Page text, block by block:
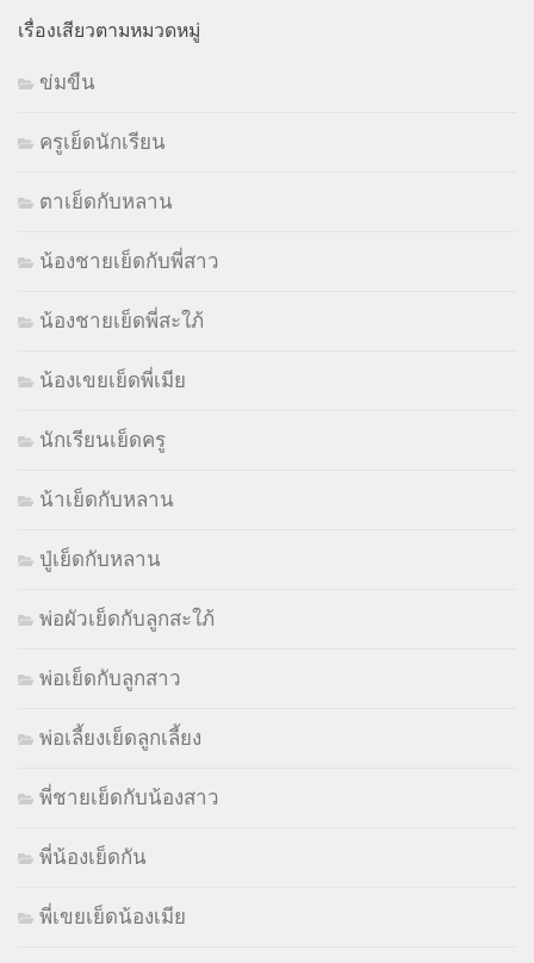
เรื่องเสียวตามหมวดหมู่
ข่มขืน
ครูเย็ดนักเรียน
ตาเย็ดกับหลาน
น้องชายเย็ดกับพี่สาว
น้องชายเย็ดพี่สะใภ้
น้องเขยเย็ดพี่เมีย
นักเรียนเย็ดครู
น้าเย็ดกับหลาน
ปู่เย็ดกับหลาน
พ่อผัวเย็ดกับลูกสะใภ้
พ่อเย็ดกับลูกสาว
พ่อเลี้ยงเย็ดลูกเลี้ยง
พี่ชายเย็ดกับน้องสาว
พี่น้องเย็ดกัน
พี่เขยเย็ดน้องเมีย